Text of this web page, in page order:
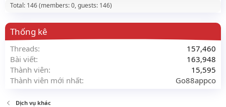
Total: 146 (members: 0, guests: 146)
Thống kê
Threads
157,460
Bài viết
163,948
Thành viên
15,595
Thành viên mới nhất
Go88appco
Dịch vụ khác